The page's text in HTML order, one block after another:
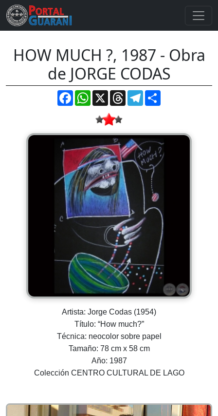
HOW MUCH ?, 1987 - Obra
de JORGE CODAS
FacebookWhatsApp
X ThreadsTelegram
Artista: Jorge Codas (1954)
Título: “How much?”
Técnica: neocolor sobre papel
Tamaño: 78 cm x 58 cm
Año: 1987
Colección CENTRO CULTURAL DE LAGO